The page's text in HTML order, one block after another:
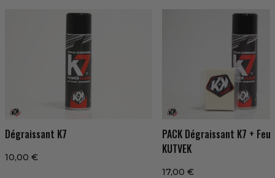
Dégraissant K7
10,00 €
PACK Dégraissant K7 +
KUTVEK
17,00 €